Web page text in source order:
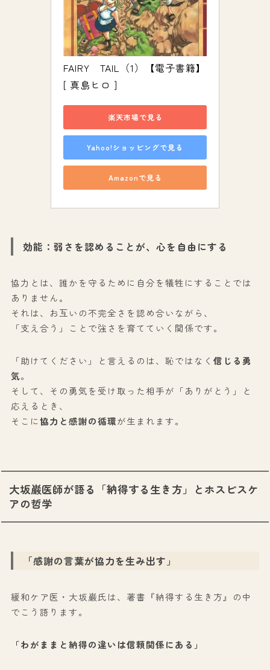
FAIRY　TAIL（1）【電子書籍】
[ 真島ヒロ ]
楽天市場で見る
Yahoo!ショッピングで見る
Amazonで見る
効能：弱さを認めることが、心を自由にする
協力とは、誰かを守るために自分を犠牲にすることでは
ありません。
それは、お互いの不完全さを認め合いながら、
「支え合う」ことで強さを育てていく関係です。
「助けてください」と言えるのは、恥ではなく 信じる勇
気。
そして、その勇気を受け取った相手が「ありがとう」と
応えるとき、
そこに協力と感謝の循環が生まれます。
大坂巌医師が語る「納得する生き方」とホスピスケ
アの哲学
「感謝の言葉が協力を生み出す」
緩和ケア医・大坂巌氏は、著書『納得する生き方』の中
でこう語ります。
「わがままと納得の違いは信頼関係にある」